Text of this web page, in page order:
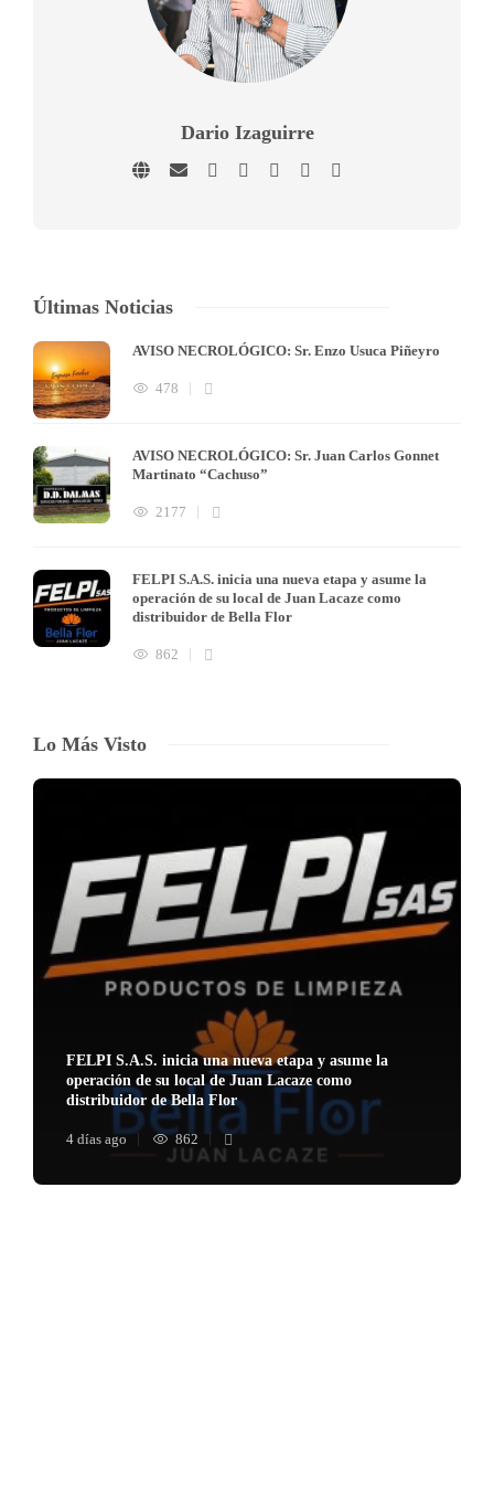
Dario Izaguirre
Últimas Noticias
AVISO NECROLÓGICO: Sr. Enzo Usuca Piñeyro
478
AVISO NECROLÓGICO: Sr. Juan Carlos Gonnet
Martinato “Cachuso”
2177
FELPI S.A.S. inicia una nueva etapa y asume la
operación de su local de Juan Lacaze como
distribuidor de Bella Flor
862
Lo Más Visto
FELPI S.A.S. inicia una nueva etapa y asume la
operación de su local de Juan Lacaze como
distribuidor de Bella Flor
4 días ago 862